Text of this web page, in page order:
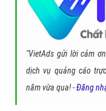
"VietAds gửi lời cảm
dịch vụ quảng cáo
năm vừa qua! -Đăng